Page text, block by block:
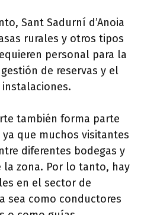
Sant Sadurní d’Anoia
rurales y otros tipos
personal para la
de reservas y el
también forma parte
que muchos visitantes
diferentes bodegas y
la zona. Por lo tanto, hay
en el sector de
sea como conductores